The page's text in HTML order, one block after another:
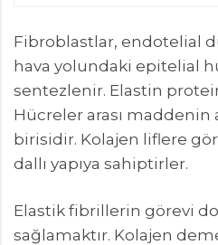
Fibroblastlar, endotelial
hava yolundaki epitelial
sentezlenir. Elastin
Hücreler arası
birisidir. Kolajen liflere
dallı yapıya sahiptirler.
Elastik fibrillerin görevi
sağlamaktır. Kolajen